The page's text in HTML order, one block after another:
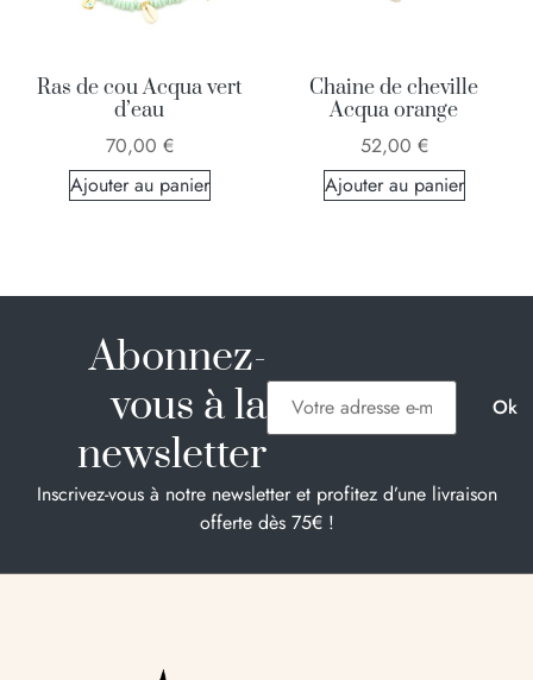
Ras de cou Acqua vert
d’eau
70,00 €
Ajouter au panier
Chaine de cheville
Acqua orange
52,00 €
Ajouter au panier
Abonnez-
vous à la
newsletter
Inscrivez-vous à notre newsletter et profitez d’une livraison
offerte dès 75€ !